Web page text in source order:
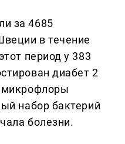
за 4685
в течение
период у 383
диабет 2
микрофлоры
набор бактерий
болезни.